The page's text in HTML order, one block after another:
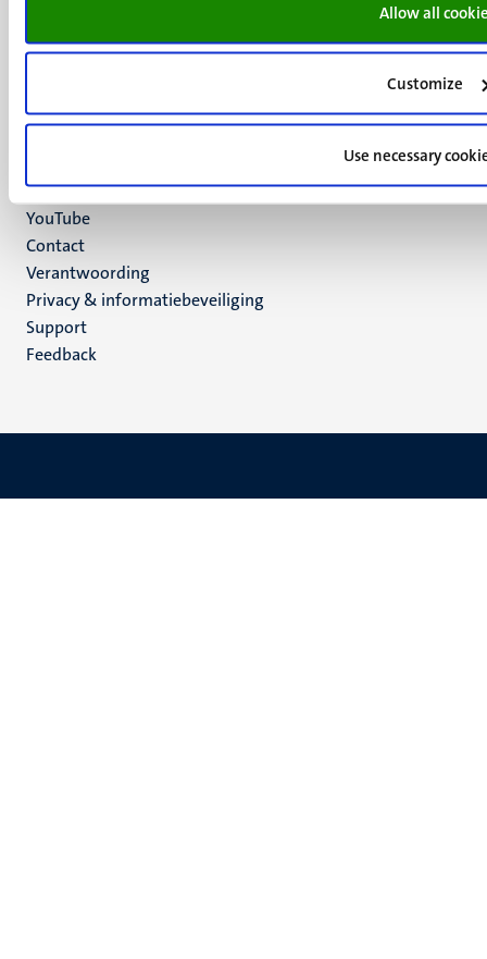
Allow all
Customize
Use necessary
Maastricht
media
Facebook
TikTok
YouTube
Menu
footer
(NL)
Contact
Verantwoording
Privacy & informatiebeveiliging
Support
Feedback